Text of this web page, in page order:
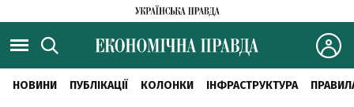
НОВИНИ ПУБЛІКАЦІЇ КОЛОНКИ ІНФРАСТРУКТУРА